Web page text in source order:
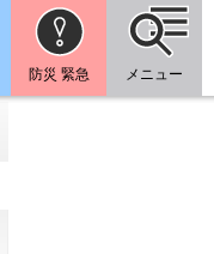
防災 緊急 メニュー